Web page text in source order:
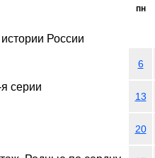
России
серии
пн
6
13
20